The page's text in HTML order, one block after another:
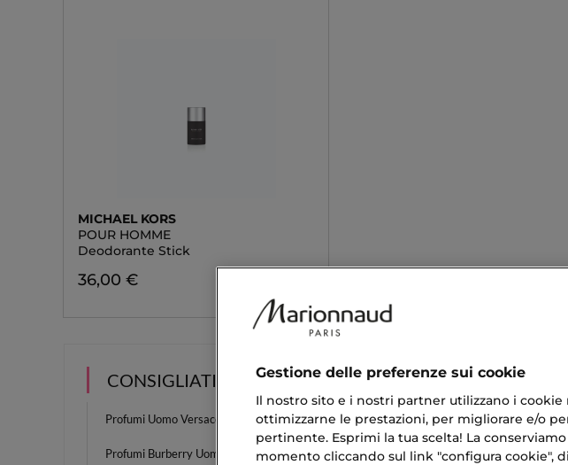
MICHAEL KORS
POUR HOMME
Deodorante Stick
36,00 €
CONSIGLIATI PER TE
Profumi Uomo Versace Profumi Uomo Prada
Profumi Burberry Uomo Ciglia Lunghe Naturali
Gestione delle preferenze sui cookie
Il nostro sito e i nostri partner utilizzano i
ottimizzarne le prestazioni, per migliorare e/o
pertinente. Esprimi la tua scelta! La
momento cliccando sul link "configura cookie",